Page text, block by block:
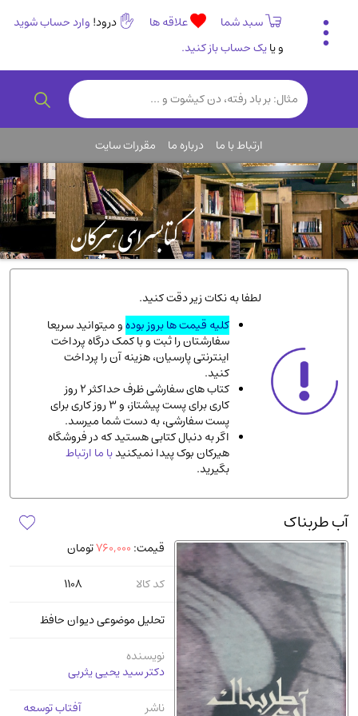
سبد شما علاقه ها درود! وارد حساب شوید
و یایک حساب باز کنید.
تاریخی و فرهنگی
(838)
رمان و داستان ایرانی(307)
روانشناسی(357)
انگلیسی و زبان خارجی(14)
کودکان و نوجوانان(76)
کتب نادر و کمیاب(19)
روانشناسی(112)
طب گیاهی و سنتی(45)
فلسفه و جامعه شناسی(151)
ادبیات و شعر
ادیان و مذاهب
دانشگاهی و آموزشی
اقتصادی، بازاریابی و مالی(56)
پزشکی(140)
کامپیوتر و نرم افزار
ورزشی و تربیت بدنی(34)
آشپزی و خوراکی(25)
سرگرمی و بازی
سیاسی(116)
رمان و داستان خارجی
حقوقی و قانون(47)
کتاب های مصور رنگی و گلاسه(23)
ارتباط با ما درباره ما مقررات سایت
لطفا به نکات زیر دقت کنید.
کلیه قیمت ها بروز بودهو میتوانید سریعا
سفارشتان را ثبت و با کمک درگاه پرداخت
اینترنتی پارسیان، هزینه آن را پرداخت
کنید.
کتاب های سفارشی ظرف حداکثر 2 روز
کاری برای پست پیشتاز، و 3 روز کاری برای
پست سفارشی، به دست شما میرسد.
اگر به دنبال کتابی هستید که در فروشگاه
هیرکان بوک پیدا نمیکنیدبا ما ارتباط
بگیرید.
آب طربناک
قیمت: 760,000تومان
کد کالا
1108
تحلیل موضوعی دیوان حافظ
نویسنده
دکتر سید یحیی یثربی
ناشر
آفتاب توسعه